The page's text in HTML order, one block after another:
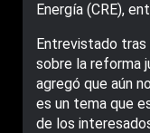
Energía (CRE),
Entrevistado tras
sobre la reforma
agregó que aún
es un tema que
de los